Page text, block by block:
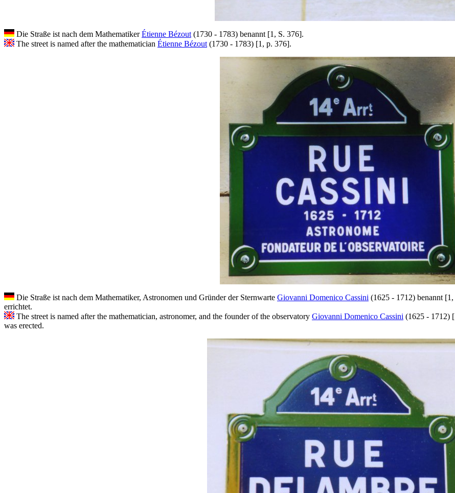
Die Straße ist nach dem MathematikerÉtienne Bézout (1730 - 1783) benannt [1, S. 376].
The street is named after the mathematician Étienne Bézout (1730 - 1783) [1, p. 376].
Die Straße ist nach dem Mathematiker, Astronomen und Gründer der Sternwarte Giovanni Domenico Cassini (1625 - 1712) benannt
errichtet.
The street is named after the mathematician, astronomer, and the founder of the observatory Giovanni Domenico Cassini (1625 - 1712)
was erected.